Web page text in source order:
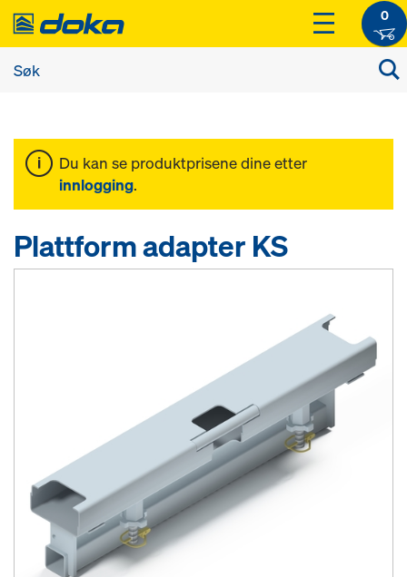
0
Du kan se produktprisene dine etter
innlogging.
Plattform adapter KS